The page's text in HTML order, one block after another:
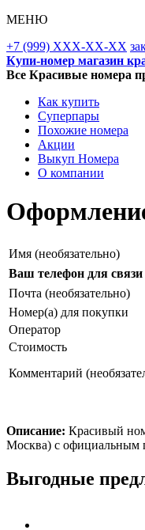
МЕНЮ
+7 (999) XXX-XX-XX
Купи-номер магазин
Все Красивые номера
Как купить
Суперпары
Похожие номера
Акции
Выкуп Номера
О компании
Имя (необязательно)
Ваш телефон для
Почта (необязательно)
Номер(а) для покупки
Оператор
Стоимость
Комментарий
Описание: Красивый
Москва) с официальным
Scroll
Up
Выгодные